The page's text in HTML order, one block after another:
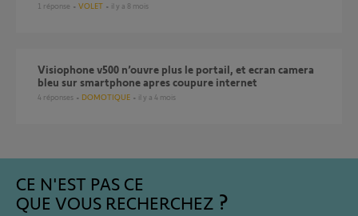
1 réponse VOLET il y a 8 mois
Visiophone v500 n’ouvre plus le portail, et ecran camera
bleu sur smartphone apres coupure internet
4 réponses DOMOTIQUE il y a 4 mois
CE N'EST PAS CE
QUE VOUS RECHERCHEZ